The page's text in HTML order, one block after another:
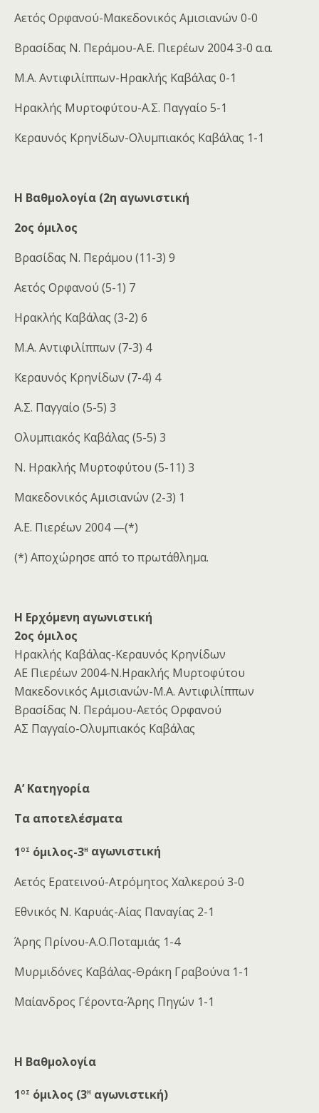
Αετός Ορφανού-Μακεδονικός Αμισιανών 0-0
Βρασίδας Ν. Περάμου-Α.Ε. Πιερέων 2004 3-0 α.α.
Μ.Α. Αντιφιλίππων-Ηρακλής Καβάλας 0-1
Ηρακλής Μυρτοφύτου-Α.Σ. Παγγαίο 5-1
Κεραυνός Κρηνίδων-Ολυμπιακός Καβάλας 1-1
Η Βαθμολογία (2η αγωνιστική
2ος όμιλος
Βρασίδας Ν. Περάμου (11-3) 9
Αετός Ορφανού (5-1) 7
Ηρακλής Καβάλας (3-2) 6
Μ.Α. Αντιφιλίππων (7-3) 4
Κεραυνός Κρηνίδων (7-4) 4
Α.Σ. Παγγαίο (5-5) 3
Ολυμπιακός Καβάλας (5-5) 3
Ν. Ηρακλής Μυρτοφύτου (5-11) 3
Μακεδονικός Αμισιανών (2-3) 1
Α.Ε. Πιερέων 2004 —(*)
(*) Αποχώρησε από το πρωτάθλημα.
H Ερχόμενη αγωνιστική
2ος όμιλος
Ηρακλής Καβάλας-Κεραυνός Κρηνίδων
ΑΕ Πιερέων 2004-Ν.Ηρακλής Μυρτοφύτου
Μακεδονικός Αμισιανών-Μ.Α. Αντιφιλίππων
Βρασίδας Ν. Περάμου-Αετός Ορφανού
ΑΣ Παγγαίο-Ολυμπιακός Καβάλας
Α’ Κατηγορία
Τα αποτελέσματα
1ος όμιλος-3η αγωνιστική
Αετός Ερατεινού-Ατρόμητος Χαλκερού 3-0
Εθνικός Ν. Καρυάς-Αίας Παναγίας 2-1
Άρης Πρίνου-Α.Ο.Ποταμιάς 1-4
Μυρμιδόνες Καβάλας-Θράκη Γραβούνα 1-1
Μαίανδρος Γέροντα-Άρης Πηγών 1-1
Η Βαθμολογία
1ος όμιλος (3η αγωνιστική)